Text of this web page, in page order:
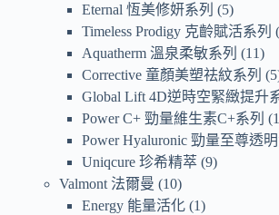
Eternal 恆美修妍系列
5
Timeless Prodigy 克齡賦活系列
Aquatherm 溫泉柔敏系列
11
Corrective 童顏美塑祛紋系列
5
Global Lift 4D逆時空緊緻提升
Power C+ 勁量維生素C+系列
1
Power Hyaluronic 勁量至尊透
Uniqcure 珍希精萃 9
Valmont 法爾曼
10
Energy 能量活化 1